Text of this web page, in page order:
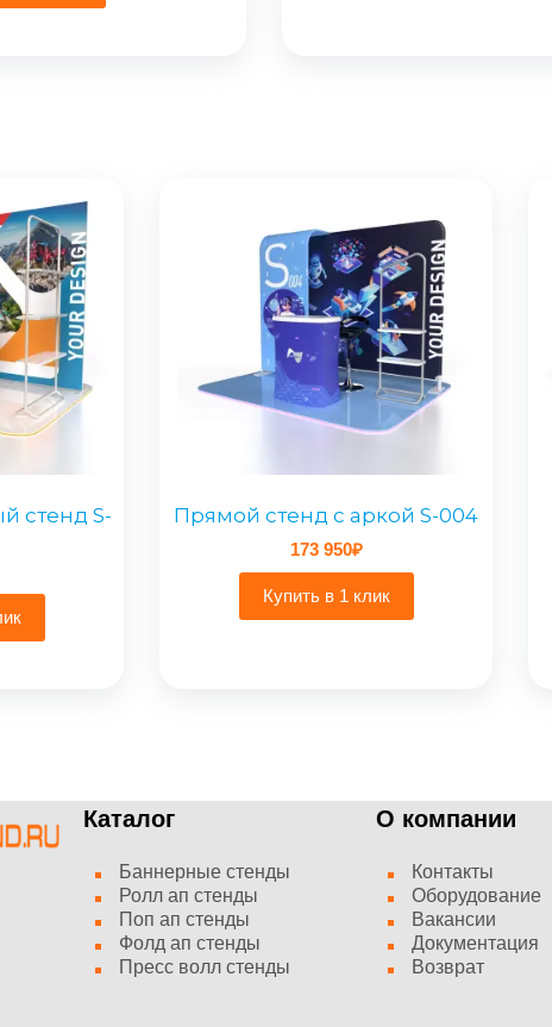
стенд S-
Прямой стенд с аркой S-004
173 950₽
Купить в 1 клик
Каталог
Баннерные стенды
Ролл ап стенды
Поп ап стенды
Фолд ап стенды
Пресс волл стенды
О компании
Контакты
Оборудование
Вакансии
Документация
Возврат